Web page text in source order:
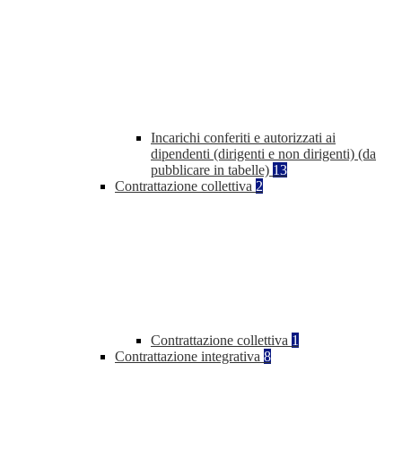
Incarichi conferiti e autorizzati ai
dipendenti (dirigenti e non dirigenti) (da
pubblicare in tabelle) 13
Contrattazione collettiva 2
Contrattazione collettiva 1
Contrattazione integrativa 8